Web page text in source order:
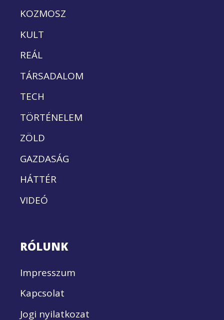
KOZMOSZ
KULT
REÁL
TÁRSADALOM
TECH
TÖRTÉNELEM
ZÖLD
GAZDASÁG
HÁTTÉR
VIDEÓ
RÓLUNK
Impresszum
Kapcsolat
Jogi nyilatkozat